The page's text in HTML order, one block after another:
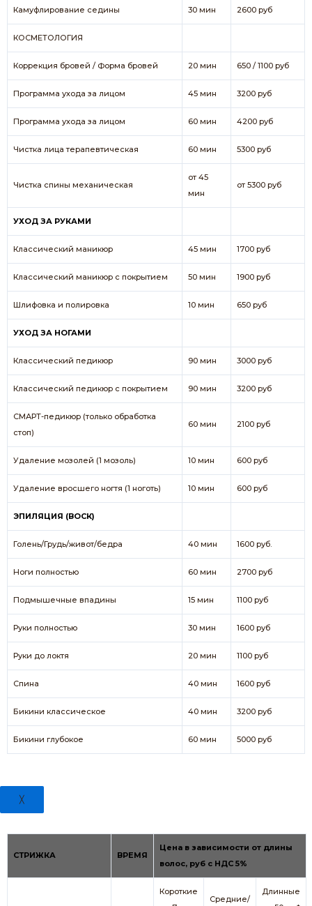
Камуфлирование седины 30 мин 2600 руб
КОСМЕТОЛОГИЯ
Коррекция бровей / Форма бровей 20 мин 650 / 1100 руб
Программа ухода за лицом 45 мин 3200 руб
Программа ухода за лицом 60 мин 4200 руб
Чистка лица терапевтическая 60 мин 5300 руб
Чистка спины механическая
от 45
мин
от 5300 руб
УХОД ЗА РУКАМИ
Классический маникюр 45 мин 1700 руб
Классический маникюр с покрытием 50 мин 1900 руб
Шлифовка и полировка 10 мин 650 руб
УХОД ЗА НОГАМИ
Классический педикюр 90 мин 3000 руб
Классический педикюр с покрытием 90 мин 3200 руб
СМАРТ-педикюр (только обработка
стоп)
60 мин 2100 руб
Удаление мозолей (1 мозоль) 10 мин 600 руб
Удаление вросшего ногтя (1 ноготь) 10 мин 600 руб
ЭПИЛЯЦИЯ (ВОСК)
Голень/Грудь/живот/бедра 40 мин 1600 руб.
Ноги полностью 60 мин 2700 руб
Подмышечные впадины 15 мин 1100 руб
Руки полностью 30 мин 1600 руб
Руки до локтя 20 мин 1100 руб
Спина 40 мин 1600 руб
Бикини классическое 40 мин 3200 руб
Бикини глубокое 60 мин 5000 руб
╳
СТРИЖКА ВРЕМЯ
Цена в зависимости от длины
волос, руб с НДС 5%
Короткие
Средние/
Длинные